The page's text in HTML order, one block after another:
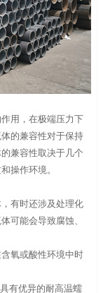
用，在极端压力下
的兼容性对于保持
兼容性取决于几个
操作环境。
有时还涉及处理化
可能会导致腐蚀、
氧或酸性环境中时
有优异的耐高温蠕